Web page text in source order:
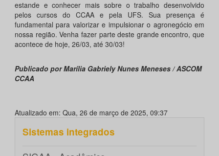
estande e conhecer mais sobre o trabalho desenvolvido
pelos cursos do CCAA e pela UFS. Sua presença é
fundamental para valorizar e impulsionar o agronegócio em
nossa região. Venha fazer parte deste grande encontro, que
acontece de hoje, 26/03, até 30/03!
Publicado por Marília Gabriely Nunes Meneses / ASCOM
CCAA
Atualizado em: Qua, 26 de março de 2025, 09:37
Sistemas integrados